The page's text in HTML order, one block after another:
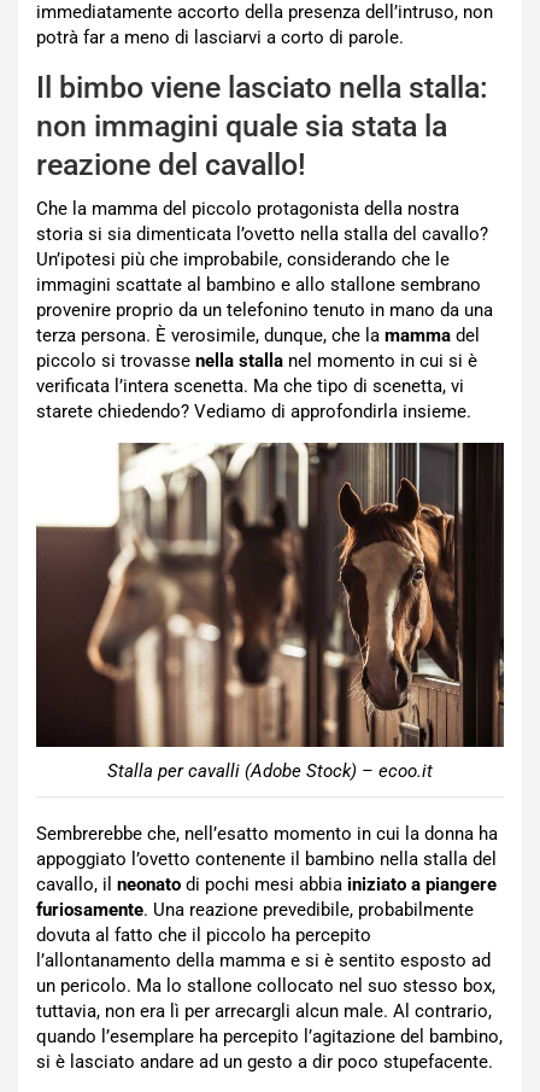
immediatamente accorto della presenza dell’intruso, non
potrà far a meno di lasciarvi a corto di parole.
Il bimbo viene lasciato nella stalla:
non immagini quale sia stata la
reazione del cavallo!
Che la mamma del piccolo protagonista della nostra
storia si sia dimenticata l’ovetto nella stalla del cavallo?
Un’ipotesi più che improbabile, considerando che le
immagini scattate al bambino e allo stallone sembrano
provenire proprio da un telefonino tenuto in mano da una
terza persona. È verosimile, dunque, che la mamma del
piccolo si trovasse nella stalla nel momento in cui si è
verificata l’intera scenetta. Ma che tipo di scenetta, vi
starete chiedendo? Vediamo di approfondirla insieme.
Stalla per cavalli (Adobe Stock) – ecoo.it
Sembrerebbe che, nell’esatto momento in cui la donna ha
appoggiato l’ovetto contenente il bambino nella stalla del
cavallo, il neonato di pochi mesi abbia iniziato a piangere
furiosamente. Una reazione prevedibile, probabilmente
dovuta al fatto che il piccolo ha percepito
l’allontanamento della mamma e si è sentito esposto ad
un pericolo. Ma lo stallone collocato nel suo stesso box,
tuttavia, non era lì per arrecargli alcun male. Al contrario,
quando l’esemplare ha percepito l’agitazione del bambino,
si è lasciato andare ad un gesto a dir poco stupefacente.